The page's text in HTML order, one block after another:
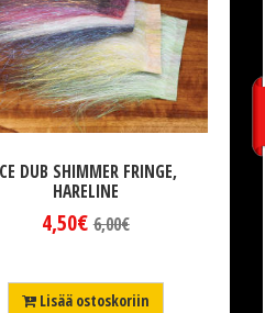
DUB SHIMMER FRINGE,
HARELINE
4,50€ 6,00€
Lisää ostoskoriin